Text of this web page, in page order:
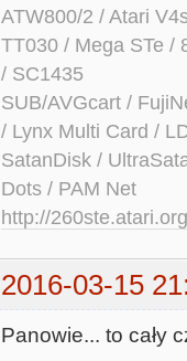
ATW800/2 / Atari
TT030 / Mega STe /
/ SC1435
SUB/AVGcart /
/ Lynx Multi Card /
SatanDisk /
Dots / PAM Net
http://260ste.atari.org
2016-03-15
Panowie... to cały